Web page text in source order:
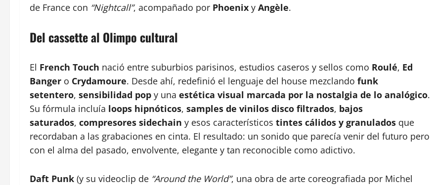
de France con “Nightcall”, acompañado por Phoenix y Angèle.
Del cassette al Olimpo cultural
El French Touch nació entre suburbios parisinos, estudios caseros y sellos como Roulé, Ed
Banger o Crydamoure. Desde ahí, redefinió el lenguaje del house mezclando funk
setentero, sensibilidad pop y una estética visual marcada por la nostalgia de lo analógico.
Su fórmula incluía loops hipnóticos, samples de vinilos disco filtrados, bajos
saturados, compresores sidechain y esos característicos tintes cálidos y granulados que
recordaban a las grabaciones en cinta. El resultado: un sonido que parecía venir del futuro pero
con el alma del pasado, envolvente, elegante y tan reconocible como adictivo.
Daft Punk (y su videoclip de “Around the World”, una obra de arte coreografiada por Michel